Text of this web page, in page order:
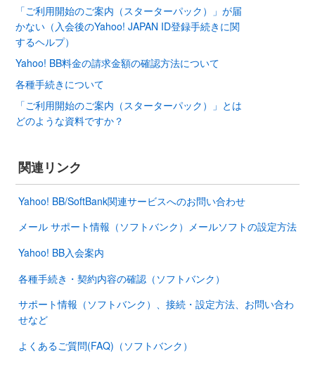
「ご利用開始のご案内（スターターパック）」が届
かない（入会後のYahoo! JAPAN ID登録手続きに関
するヘルプ）
Yahoo! BB料金の請求金額の確認方法について
各種手続きについて
「ご利用開始のご案内（スターターパック）」とは
どのような資料ですか？
関連リンク
Yahoo! BB/SoftBank関連サービスへのお問い合わせ
メール サポート情報（ソフトバンク）メールソフトの設定方法
Yahoo! BB入会案内
各種手続き・契約内容の確認（ソフトバンク）
サポート情報（ソフトバンク）、接続・設定方法、お問い合わ
せなど
よくあるご質問(FAQ)（ソフトバンク）